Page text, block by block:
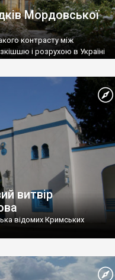
Мордовської
контрасту між
і розрухою в Україні
витвір
відомих Кримських